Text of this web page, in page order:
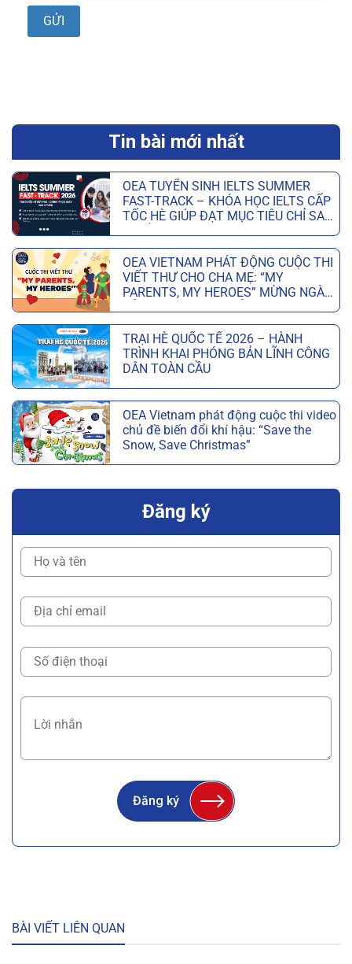
Tin bài mới nhất
OEA TUYỂN SINH IELTS SUMMER
FAST-TRACK – KHÓA HỌC IELTS CẤP
TỐC HÈ GIÚP ĐẠT MỤC TIÊU CHỈ SAU
OEA VIETNAM PHÁT ĐỘNG CUỘC THI
VIẾT THƯ CHO CHA MẸ: “MY
PARENTS, MY HEROES” MỪNG NGÀY
TRẠI HÈ QUỐC TẾ 2026 – HÀNH
TRÌNH KHAI PHÓNG BẢN LĨNH CÔNG
DÂN TOÀN CẦU
OEA Vietnam phát động cuộc thi video
chủ đề biến đổi khí hậu: “Save the
Snow, Save Christmas”
Đăng ký
Đăng ký
BÀI VIẾT LIÊN QUAN